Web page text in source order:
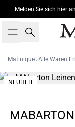
Melden Sie sich hier
Suche
Matinique Alle Waren
NEUHEIT